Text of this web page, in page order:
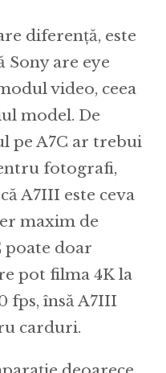
diferență, este
Sony are eye
video, ceea
model. De
pe A7C ar trebui
fotografi,
A7III este ceva
maxim de
poate doar
pot filma 4K la
fps, însă A7III
carduri.